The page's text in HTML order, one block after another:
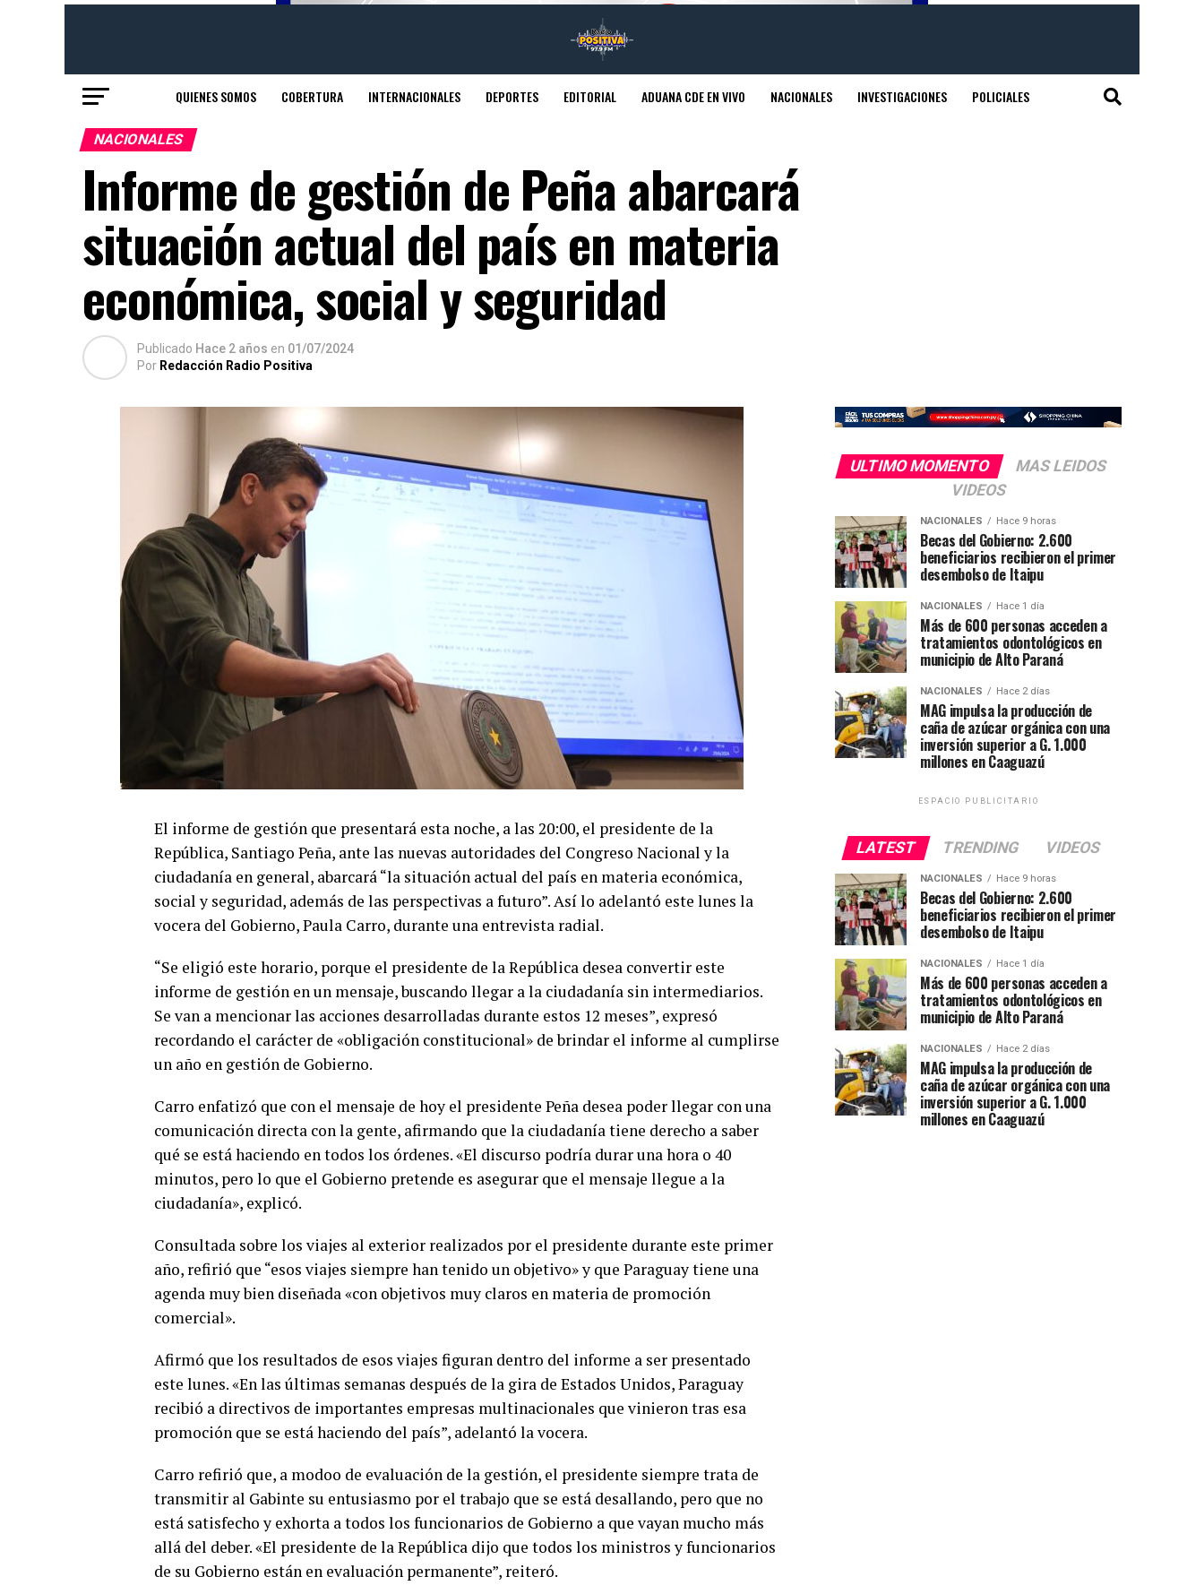
QUIENES SOMOS COBERTURA INTERNACIONALES DEPORTES EDITORIAL ADUANA CDE EN VIVO NACIONALES INVESTIGACIONES POLICIALES
NACIONALES
Informe de gestión de Peña abarcará
situación actual del país en materia
económica, social y seguridad
Publicado Hace 2 años en 01/07/2024
Por Redacción Radio Positiva
El informe de gestión que presentará esta noche, a las 20:00, el presidente de la
República, Santiago Peña, ante las nuevas autoridades del Congreso Nacional y la
ciudadanía en general, abarcará “la situación actual del país en materia económica,
social y seguridad, además de las perspectivas a futuro”. Así lo adelantó este lunes la
vocera del Gobierno, Paula Carro, durante una entrevista radial.
“Se eligió este horario, porque el presidente de la República desea convertir este
informe de gestión en un mensaje, buscando llegar a la ciudadanía sin intermediarios.
Se van a mencionar las acciones desarrolladas durante estos 12 meses”, expresó
recordando el carácter de «obligación constitucional» de brindar el informe al cumplirse
un año en gestión de Gobierno.
Carro enfatizó que con el mensaje de hoy el presidente Peña desea poder llegar con una
comunicación directa con la gente, afirmando que la ciudadanía tiene derecho a saber
qué se está haciendo en todos los órdenes. «El discurso podría durar una hora o 40
minutos, pero lo que el Gobierno pretende es asegurar que el mensaje llegue a la
ciudadanía», explicó.
Consultada sobre los viajes al exterior realizados por el presidente durante este primer
año, refirió que “esos viajes siempre han tenido un objetivo» y que Paraguay tiene una
agenda muy bien diseñada «con objetivos muy claros en materia de promoción
comercial».
Afirmó que los resultados de esos viajes figuran dentro del informe a ser presentado
este lunes. «En las últimas semanas después de la gira de Estados Unidos, Paraguay
recibió a directivos de importantes empresas multinacionales que vinieron tras esa
promoción que se está haciendo del país”, adelantó la vocera.
Carro refirió que, a modoo de evaluación de la gestión, el presidente siempre trata de
transmitir al Gabinte su entusiasmo por el trabajo que se está desallando, pero que no
está satisfecho y exhorta a todos los funcionarios de Gobierno a que vayan mucho más
allá del deber. «El presidente de la República dijo que todos los ministros y funcionarios
de su Gobierno están en evaluación permanente”, reiteró.
ULTIMO MOMENTO
MAS LEIDOS
VIDEOS
NACIONALES Hace 9 horas
Becas del Gobierno: 2.600
beneficiarios recibieron el primer
desembolso de Itaipu
NACIONALES Hace 1 día
Más de 600 personas acceden a
tratamientos odontológicos en
municipio de Alto Paraná
NACIONALES Hace 2 días
MAG impulsa la producción de
caña de azúcar orgánica con una
inversión superior a G. 1.000
millones en Caaguazú
ESPACIO PUBLICITARIO
LATEST TRENDING VIDEOS
NACIONALES Hace 9 horas
Becas del Gobierno: 2.600
beneficiarios recibieron el primer
desembolso de Itaipu
NACIONALES Hace 1 día
Más de 600 personas acceden a
tratamientos odontológicos en
municipio de Alto Paraná
NACIONALES Hace 2 días
MAG impulsa la producción de
caña de azúcar orgánica con una
inversión superior a G. 1.000
millones en Caaguazú